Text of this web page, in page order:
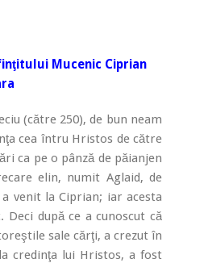
Mucenic Ciprian
(către 250), de bun neam
cea întru Hristos de către
ca pe o pânză de păianjen
elin, numit Aglaid, de
venit la Ciprian; iar acesta
după ce a cunoscut că
sale cărţi, a crezut în
credinţa lui Hristos, a fost